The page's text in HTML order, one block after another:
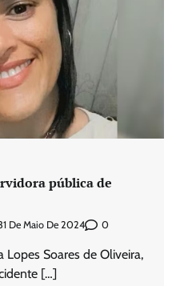
pública de
De Maio De 2024 0
Lopes Soares de Oliveira,
[…]